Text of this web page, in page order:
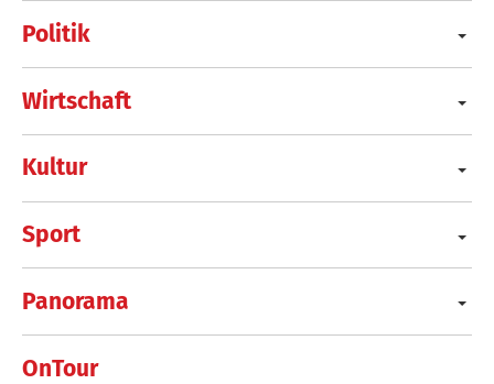
Politik
Wirtschaft
Kultur
Sport
Panorama
OnTour